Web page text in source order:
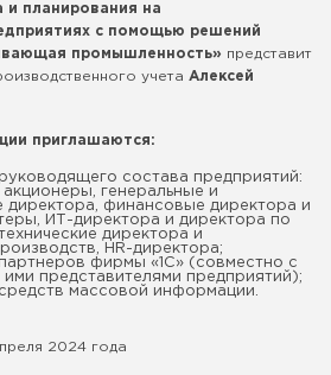
и планирования на
с помощью решений
промышленность» представит
учета Алексей
приглашаются:
состава предприятий:
генеральные и
директора, финансовые директора и
ИТ-директора и директора по
директора и
HR-директора;
фирмы «1С» (совместно с
представителями предприятий);
массовой информации.
2024 года